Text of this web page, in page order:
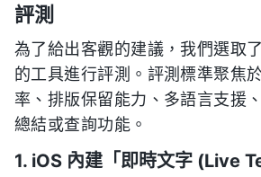
評測
為了給出客觀的建議，我們選取
的工具進行評測。評測標準聚焦
率、排版保留能力、多語言支援
總結或查詢功能。
1. iOS 內建「即時文字 (Live